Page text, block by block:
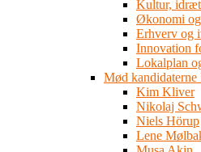
Kultur,
Økonomi
Erhverv og
Innovation
Lokalplan
Mød
Kim Kliver
Nikolaj
Niels Hörup
Lene